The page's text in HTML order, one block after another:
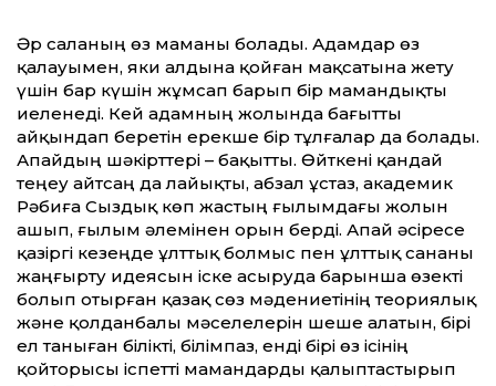
Әр саланың өз маманы болады. Адамдар өз
қалауымен, яки алдына қойған мақсатына жету
үшін бар күшін жұмсап барып бір мамандықты
иеленеді. Кей адамның жолында бағыт­ты
айқындап беретін ерекше бір тұлғалар да болады.
Апайдың шәкірт­тері – бақыт­ты. Өйткені қандай
теңеу айтсаң да лайықты, абзал ұстаз, академик
Рәбиға Сыздық көп жастың ғылымдағы жолын
ашып, ғылым әлемінен орын берді. Апай әсіресе
қазіргі кезеңде ұлт­тық болмыс пен ұлт­тық сананы
жаңғырту идеясын іске асыруда барынша өзекті
болып отырған қазақ сөз мәдениетінің теориялық
және қолданбалы мәселелерін шеше алатын, бірі
ел таныған білікті, білімпаз, енді бірі өз ісінің
қойторысы іспет­ті мамандарды қалыптастырып